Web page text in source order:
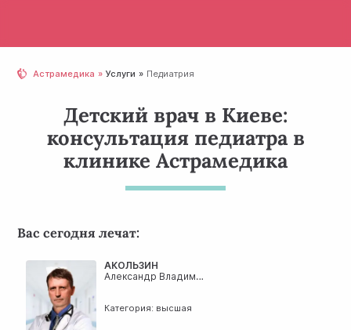
Астрамедика Услуги Педиатрия
Детский врач в Киеве:
консультация педиатра в
клинике Астрамедика
Вас сегодня лечат:
АКОЛЬЗИН
Александр Владимирович
Категория: высшая